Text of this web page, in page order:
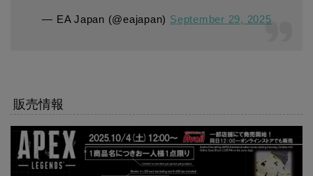
— EA Japan (@eajapan) September 29, 2025
販売情報